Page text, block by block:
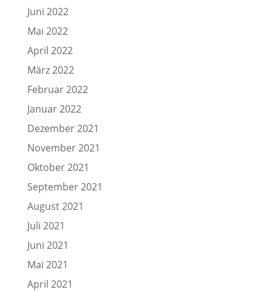
Juni 2022
Mai 2022
April 2022
März 2022
Februar 2022
Januar 2022
Dezember 2021
November 2021
Oktober 2021
September 2021
August 2021
Juli 2021
Juni 2021
Mai 2021
April 2021